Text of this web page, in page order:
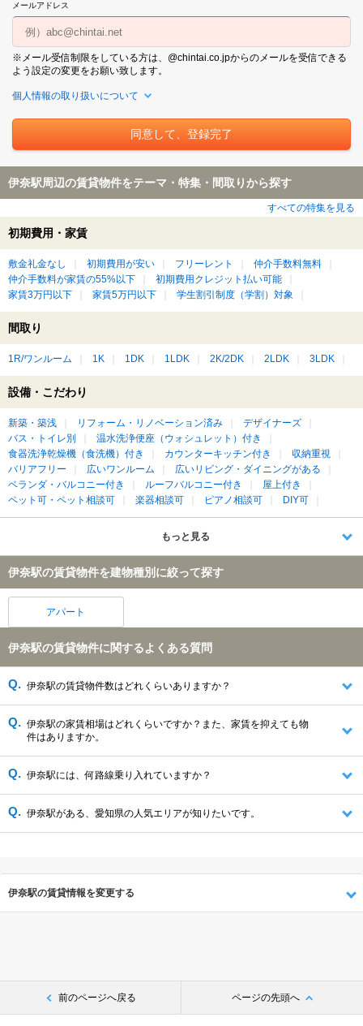
メールアドレス
※メール受信制限をしている方は、@chintai.co.jpからのメールを受信できる
よう設定の変更をお願い致します。
個人情報の取り扱いについて
伊奈駅周辺の賃貸物件をテーマ・特集・間取りから探す
すべての特集を見る
初期費用・家賃
敷金礼金なし 初期費用が安い フリーレント
仲介手数料無料
仲介手数料が家賃の55%以下
初期費用クレジット払い可能
家賃3万円以下
家賃5万円以下 学生割引制度（学割）対象
間取り
1R/ワンルーム 1K 1DK 1LDK 2K/2DK 2LDK 3LDK
設備・こだわり
新築・築浅 リフォーム・リノベーション済み
デザイナーズ
バス・トイレ別
温水洗浄便座（ウォシュレット）付き
食器洗浄乾燥機（食洗機）付き
カウンターキッチン付き
収納重視
バリアフリー
広いワンルーム
広いリビング・ダイニングがある
ベランダ・バルコニー付き
ルーフバルコニー付き
屋上付き
ペット可・ペット相談可
楽器相談可 ピアノ相談可 DIY可
もっと見る
伊奈駅の賃貸物件を建物種別に絞って探す
アパート
伊奈駅の賃貸物件に関するよくある質問
伊奈駅の賃貸物件数はどれくらいありますか？
伊奈駅の家賃相場はどれくらいですか？また、家賃を抑えても物
件はありますか。
伊奈駅には、何路線乗り入れていますか？
伊奈駅がある、愛知県の人気エリアが知りたいです。
伊奈駅の賃貸情報を変更する
前のページへ戻る ページの先頭へ